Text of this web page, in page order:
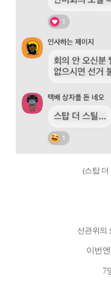
(스탑 더
선관위의
이번
7